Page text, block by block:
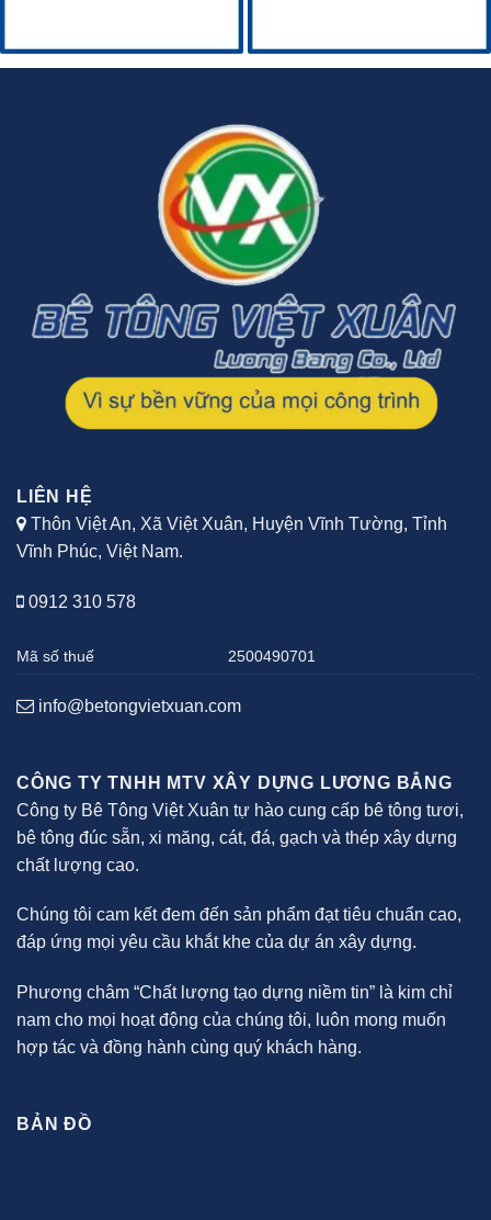
LIÊN HỆ
Thôn Việt An, Xã Việt Xuân, Huyện Vĩnh Tường, Tỉnh
Vĩnh Phúc, Việt Nam.
0912 310 578
Mã số thuế 2500490701
info@betongvietxuan.com
CÔNG TY TNHH MTV XÂY DỰNG LƯƠNG BẲNG
Công ty Bê Tông Việt Xuân tự hào cung cấp bê tông tươi,
bê tông đúc sẵn, xi măng, cát, đá, gạch và thép xây dựng
chất lượng cao.
Chúng tôi cam kết đem đến sản phẩm đạt tiêu chuẩn cao,
đáp ứng mọi yêu cầu khắt khe của dự án xây dựng.
Phương châm “Chất lượng tạo dựng niềm tin” là kim chỉ
nam cho mọi hoạt động của chúng tôi, luôn mong muốn
hợp tác và đồng hành cùng quý khách hàng.
BẢN ĐỒ